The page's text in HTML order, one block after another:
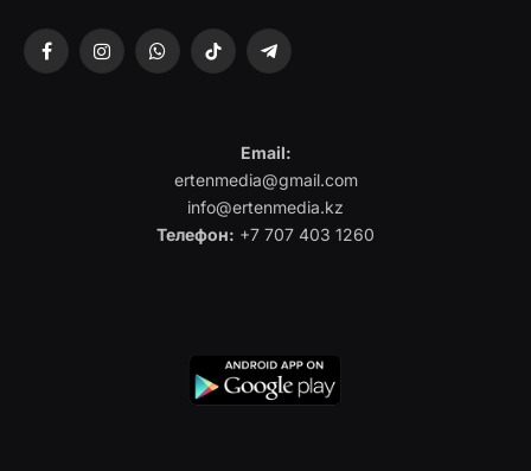
FacebookInstagramWhatsAppTikTok Telegram
Email:
ertenmedia@gmail.com
info@ertenmedia.kz
Телефон: +7 707 403 1260